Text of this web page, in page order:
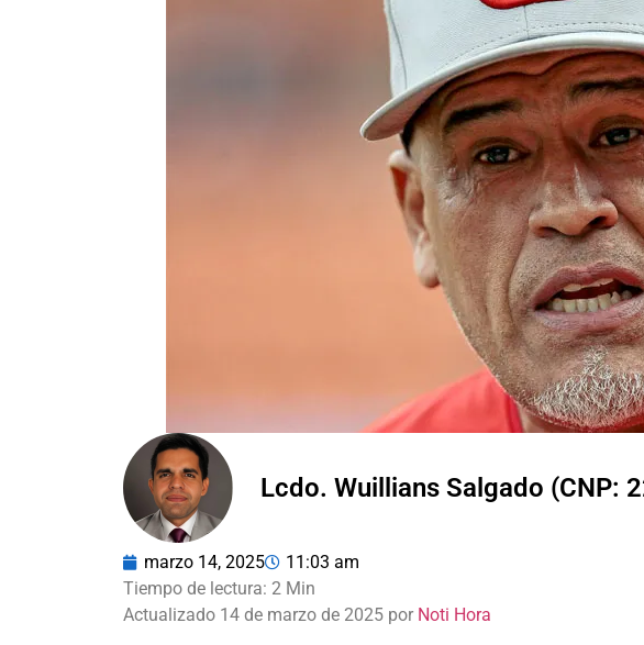
Lcdo. Wuillians Salgado (CNP:
marzo 14, 2025 11:03 am
Actualizado 14 de marzo de 2025 por Noti Hora